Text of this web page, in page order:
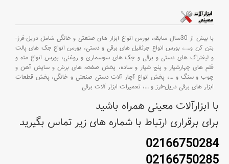
با بیش از 30سال سابقه،
بورس انواع ابزار های صنعتی و خانگی شامل دریل-فرز-
بتن کن و….، بورس انواع جرثقیل های برقی و دستی، بورس انواع جک های پالت
و لیفتراک های دستی و برقی و جک های سوسماری و روغنی، بورس انواع مته و
قلم های چهارشیار و پنج شیار و ساده، پخش صفحه های برش و سایش آهن و
چوب و سنگ و …، پخش انواع آچار آلات دستی صنعتی و خانگی، پخش قطعات
ابزار های برقی دریل-فرز و …، تعمیرات ابزار آلات برقی
با ابزارآلات معینی همراه باشید
برای برقراری ارتباط با شماره های زیر تماس بگیرید
02166750284